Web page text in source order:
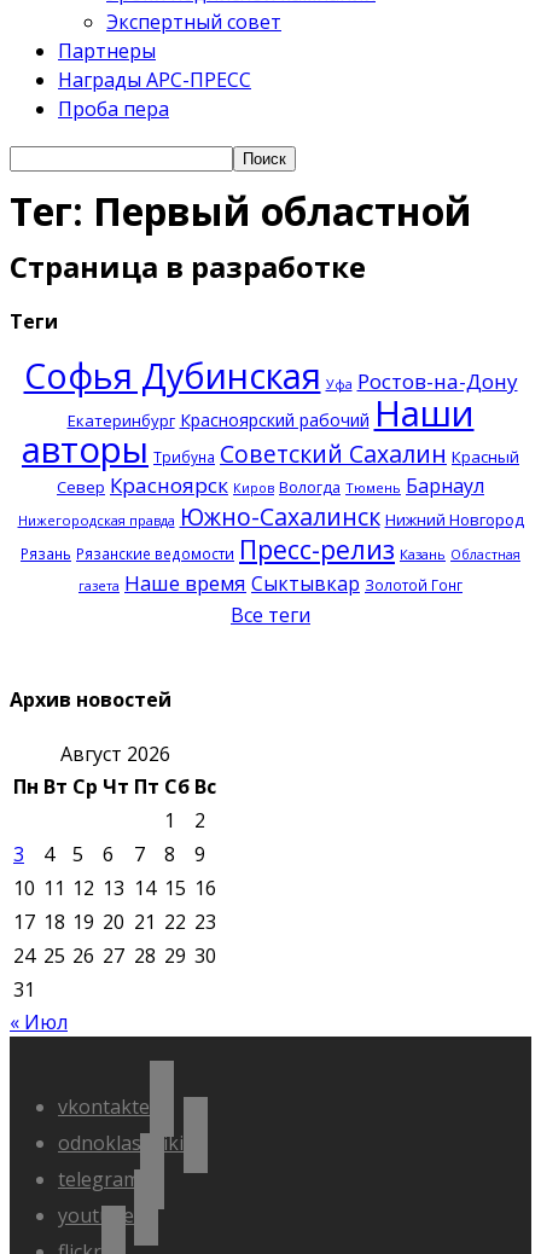
Экспертный совет
Партнеры
Награды АРС-ПРЕСС
Проба пера
Тег: Первый областной
Страница в разработке
Теги
Софья Дубинская Уфа Ростов-на-Дону
Екатеринбург Красноярский рабочий Наши
авторы Трибуна Советский Сахалин Красный
Север Красноярск Киров Вологда Тюмень Барнаул
Нижегородская правда Южно-Сахалинск Нижний Новгород
Рязань Рязанские ведомости Пресс-релиз Казань Областная
газета Наше время Сыктывкар Золотой Гонг
Все теги
Архив новостей
Август 2026
Пн Вт Ср Чт Пт Сб Вс
1
2
3
4 5 6 7 8
9
10 11 12 13 14 15 16
17 18 19 20 21 22 23
24 25 26 27 28 29 30
31
« Июл
vkontakte
odnoklassniki
telegram
youtube